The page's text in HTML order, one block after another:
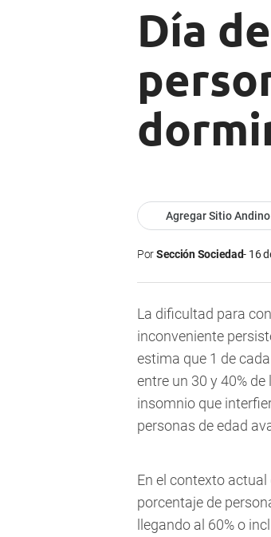
Día
Agregar Sitio
PorSección Sociedad 16
La dificultad para
inconveniente
estima que 1 de
entre un 30 y 40%
insomnio que
personas de edad
En el contexto
porcentaje de
llegando al 60% o